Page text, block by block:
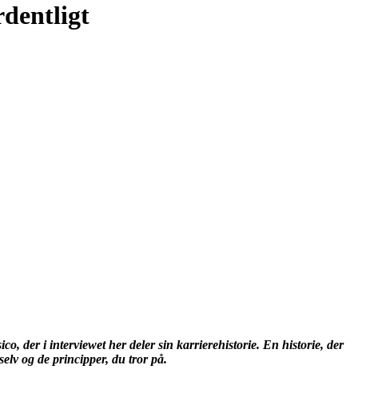
der i interviewet her deler sin karrierehistorie. En historie, der
og de principper, du tror på.